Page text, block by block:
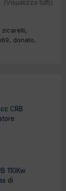
(Visualizza tutti)
donato
CRB
110Kw
di